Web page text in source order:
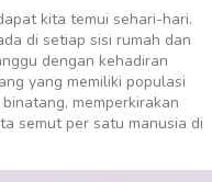
kita temui sehari-hari.
di setiap sisi rumah dan
dengan kehadiran
yang memiliki populasi
memperkirakan
semut per satu manusia di